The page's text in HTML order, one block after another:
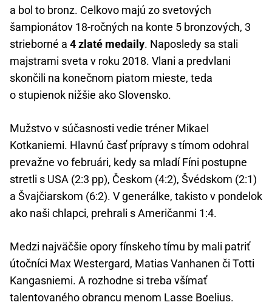
a bol to bronz. Celkovo majú zo svetových
šampionátov 18-ročných na konte 5 bronzových, 3
strieborné a 4 zlaté medaily. Naposledy sa stali
majstrami sveta v roku 2018. Vlani a predvlani
skončili na konečnom piatom mieste, teda
o stupienok nižšie ako Slovensko.
Mužstvo v súčasnosti vedie tréner Mikael
Kotkaniemi. Hlavnú časť prípravy s tímom odohral
prevažne vo februári, kedy sa mladí Fíni postupne
stretli s USA (2:3 pp), Českom (4:2), Švédskom (2:1)
a Švajčiarskom (6:2). V generálke, takisto v pondelok
ako naši chlapci, prehrali s Američanmi 1:4.
Medzi najväčšie opory fínskeho tímu by mali patriť
útočníci Max Westergard, Matias Vanhanen či Totti
Kangasniemi. A rozhodne si treba všímať
talentovaného obrancu menom Lasse Boelius.